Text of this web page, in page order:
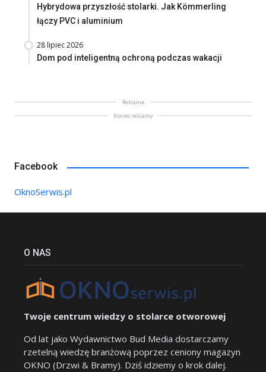
Hybrydowa przyszłość stolarki. Jak Kömmerling
łączy PVC i aluminium
28 lipiec 2026
Dom pod inteligentną ochroną podczas wakacji
Reklama
Koniec reklamy
Facebook
OknoSerwis.pl
O NAS
Twoje centrum wiedzy o stolarce otworowej
Od lat jako Wydawnictwo Bud Media dostarczamy
rzetelną wiedzę branżową poprzez ceniony magazyn
OKNO (Drzwi & Bramy). Dziś idziemy o krok dalej.